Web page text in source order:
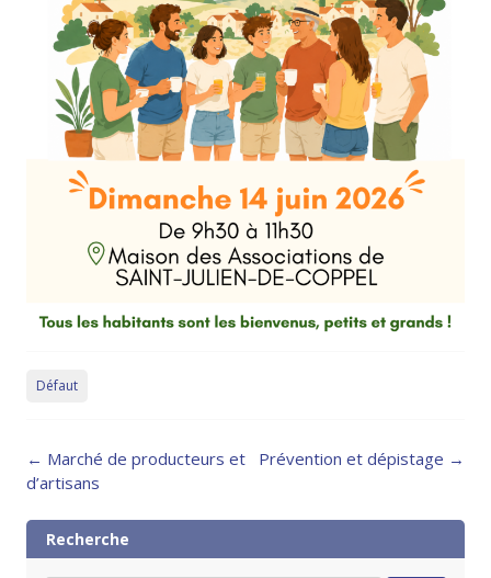
Défaut
Post
navigation
← Marché de producteurs et
d’artisans
Prévention et dépistage →
Recherche